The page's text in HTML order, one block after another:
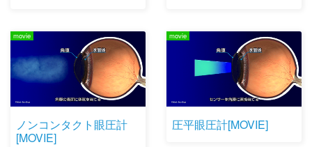
movie
ノンコンタクト眼圧計
[MOVIE]
movie
圧平眼圧計[MOVIE]